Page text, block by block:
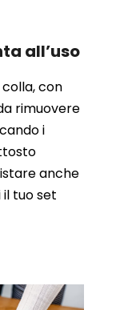
all’uso
con
rimuovere
i
anche
tuo set